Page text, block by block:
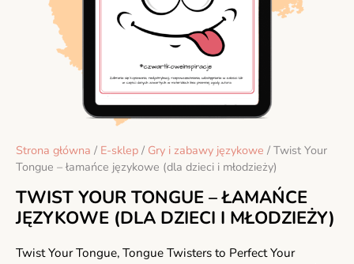
Strona główna / E-sklep / Gry i zabawy językowe / Twist Your
Tongue – łamańce językowe (dla dzieci i młodzieży)
TWIST YOUR TONGUE – ŁAMAŃCE
JĘZYKOWE (DLA DZIECI I MŁODZIEŻY)
Twist Your Tongue, Tongue Twisters to Perfect Your